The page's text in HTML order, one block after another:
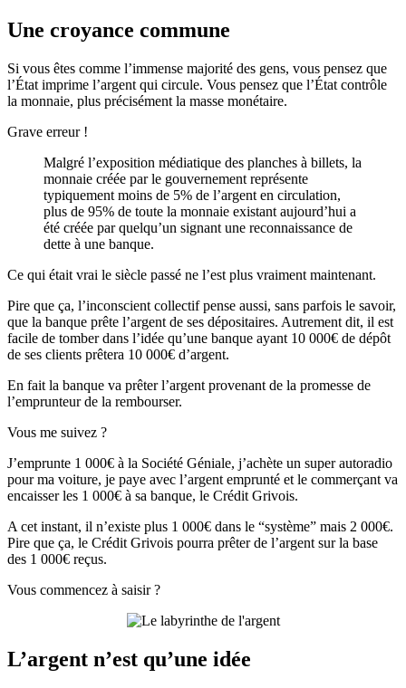
Une croyance commune
Si vous êtes comme l’immense majorité des gens, vous pensez que
l’État imprime l’argent qui circule. Vous pensez que l’État contrôle
la monnaie, plus précisément la masse monétaire.
Grave erreur !
Malgré l’exposition médiatique des planches à billets, la
monnaie créée par le gouvernement représente
typiquement moins de 5% de l’argent en circulation,
plus de 95% de toute la monnaie existant aujourd’hui a
été créée par quelqu’un signant une reconnaissance de
dette à une banque.
Ce qui était vrai le siècle passé ne l’est plus vraiment maintenant.
Pire que ça, l’inconscient collectif pense aussi, sans parfois le savoir,
que la banque prête l’argent de ses dépositaires. Autrement dit, il est
facile de tomber dans l’idée qu’une banque ayant 10 000€ de dépôt
de ses clients prêtera 10 000€ d’argent.
En fait la banque va prêter l’argent provenant de la promesse de
l’emprunteur de la rembourser.
Vous me suivez ?
J’emprunte 1 000€ à la Société Géniale, j’achète un super autoradio
pour ma voiture, je paye avec l’argent emprunté et le commerçant va
encaisser les 1 000€ à sa banque, le Crédit Grivois.
A cet instant, il n’existe plus 1 000€ dans le “système” mais 2 000€.
Pire que ça, le Crédit Grivois pourra prêter de l’argent sur la base
des 1 000€ reçus.
Vous commencez à saisir ?
L’argent n’est qu’une idée